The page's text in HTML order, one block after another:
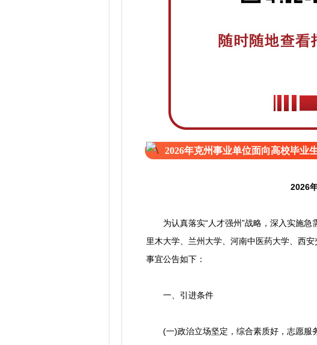
2026年克州事业单位面向高校毕业
2026
为认真落实“人才强州”战略，深入实施急
里木大学、兰州大学、河南中医药大学、西
事宜公告如下：
一、引进条件
(一)政治立场坚定，综合素质好，志愿服